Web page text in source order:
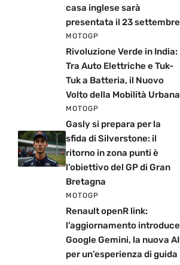
casa inglese sarà
presentata il 23 settembre
MOTOGP
Rivoluzione Verde in India:
Tra Auto Elettriche e Tuk-
Tuk a Batteria, il Nuovo
Volto della Mobilità Urbana
MOTOGP
Gasly si prepara per la
sfida di Silverstone: il
ritorno in zona punti è
l’obiettivo del GP di Gran
Bretagna
MOTOGP
Renault openR link:
l’aggiornamento introduce
Google Gemini, la nuova AI
per un’esperienza di guida